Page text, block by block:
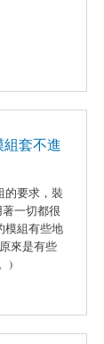
組套不進
的要求，裝
一切都很
模組有些地
來是有些
)